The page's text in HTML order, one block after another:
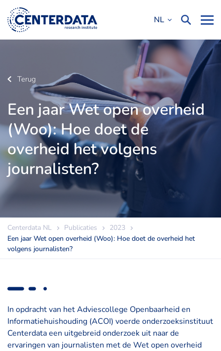
NL
Terug
Een jaar Wet open overheid
(Woo): Hoe doet de
overheid het volgens
journalisten?
Centerdata NL Publicaties
2023
Een jaar Wet open overheid (Woo): Hoe doet de overheid het
volgens journalisten?
In opdracht van het Adviescollege Openbaarheid en
Informatiehuishouding (ACOI) voerde onderzoeksinstituut
Centerdata een uitgebreid onderzoek uit naar de
ervaringen van journalisten met de Wet open overheid